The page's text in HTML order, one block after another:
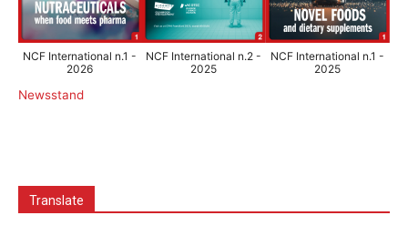
NCF International n.1 -
2026
NCF International n.2 -
2025
NCF International n.1 -
2025
Newsstand
Translate